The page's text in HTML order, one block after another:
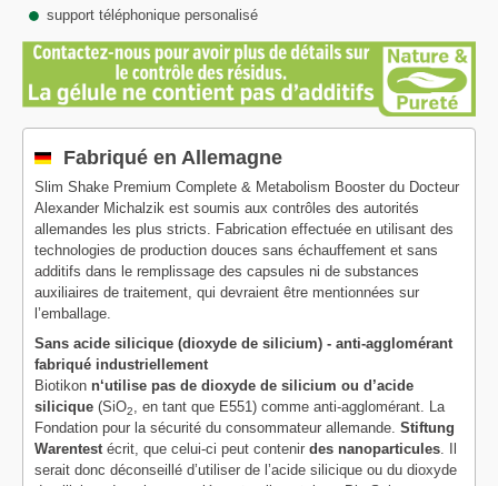
support téléphonique personalisé
Fabriqué en Allemagne
Slim Shake Premium Complete & Metabolism Booster du Docteur
Alexander Michalzik est soumis aux contrôles des autorités
allemandes les plus stricts. Fabrication effectuée en utilisant des
technologies de production douces sans échauffement et sans
additifs dans le remplissage des capsules ni de substances
auxiliaires de traitement, qui devraient être mentionnées sur
l’emballage.
Sans acide silicique (dioxyde de silicium) - anti-agglomérant
fabriqué industriellement
Biotikon n‘utilise pas de dioxyde de silicium ou d’acide
silicique (SiO2, en tant que E551) comme anti-agglomérant. La
Fondation pour la sécurité du consommateur allemande. Stiftung
Warentestécrit, que celui-ci peut contenir des nanoparticules. Il
serait donc déconseillé d’utiliser de l’acide silicique ou du dioxyde